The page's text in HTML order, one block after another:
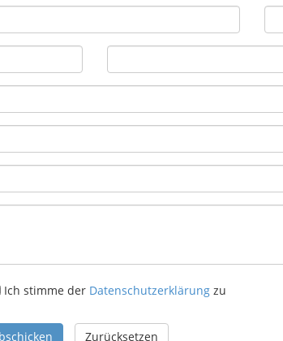
Ich stimme der Datenschutzerklärung zu
Zurücksetzen